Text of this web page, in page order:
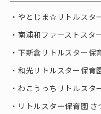
やとじま☆リトルスタ
南浦和ファーストスタ
下新倉リトルスター保
和光リトルスター保育
わこうっちリトルスタ
リトルスター保育園